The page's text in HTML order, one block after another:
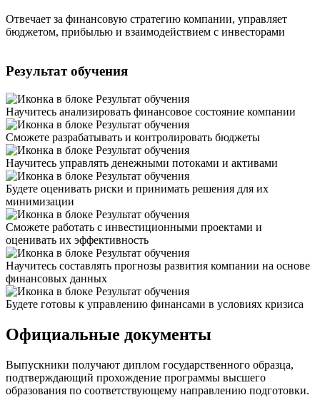
Отвечает за финансовую стратегию компании, управляет
бюджетом, прибылью и взаимодействием с инвесторами
Результат обучения
Научитесь анализировать финансовое состояние компании
Сможете разрабатывать и контролировать бюджеты
Научитесь управлять денежными потоками и активами
Будете оценивать риски и принимать решения для их
минимизации
Сможете работать с инвестиционными проектами и
оценивать их эффективность
Научитесь составлять прогнозы развития компании на основе
финансовых данных
Будете готовы к управлению финансами в условиях кризиса
Официальные документы
Выпускники получают диплом государственного образца,
подтверждающий прохождение программы высшего
образования по соответствующему направлению подготовки.